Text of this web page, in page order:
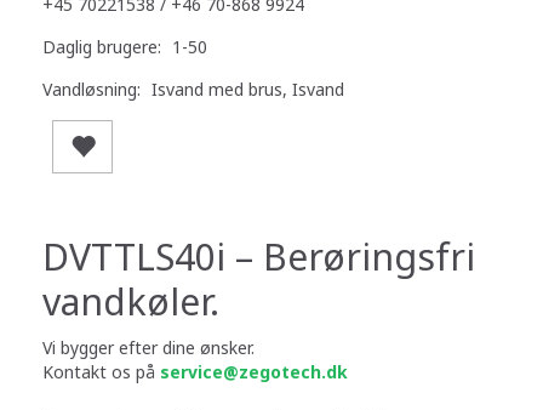
+45 70221538 / +46 70-868 9924
Daglig brugere: 1-50
Vandløsning: Isvand med brus, Isvand
DVTTLS40i – Berøringsfri
vandkøler.
Vi bygger efter dine ønsker.
Kontakt os på service@zegotech.dk